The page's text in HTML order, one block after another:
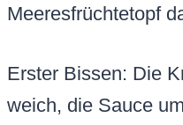
Meeresfrüchtetopf
Erster Bissen: Die
weich, die Sauce